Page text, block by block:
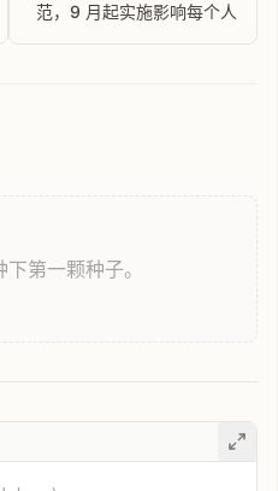
范，9 月起实施影响每个人
第一颗种子。